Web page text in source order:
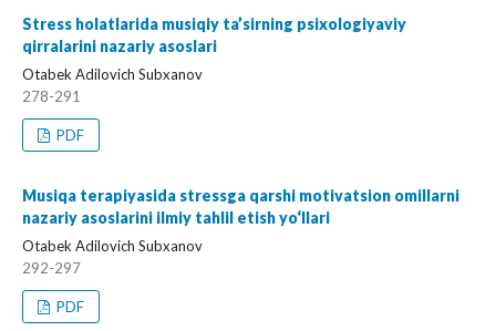
Stress holatlarida musiqiy ta’sirning psixologiyaviy
qirralarini nazariy asoslari
Otabek Adilovich Subxanov
278-291
PDF
Musiqa terapiyasida stressga qarshi motivatsion omillarni
nazariy asoslarini ilmiy tahlil etish yo‘llari
Otabek Adilovich Subxanov
292-297
PDF